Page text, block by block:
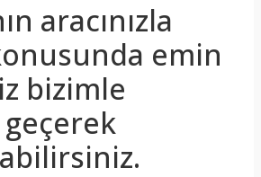
aracınızla
emin
bizimle